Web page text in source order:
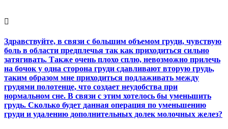
Здравствуйте, в связи с большим объемом груди, чувствую
боль в области предплечья так как приходиться сильно
затягивать. Также очень плохо сплю, невозможно прилечь
на бочок у одна сторона груди сдавливают вторую грудь,
таким образом мне приходиться подлаживать между
грудями полотенце, что создает неудобства при
нормальном сне. В связи с этим хотелось бы уменьшить
грудь. Сколько будет данная операция по уменьшению
груди и удалению дополнительных долек молочных желез?